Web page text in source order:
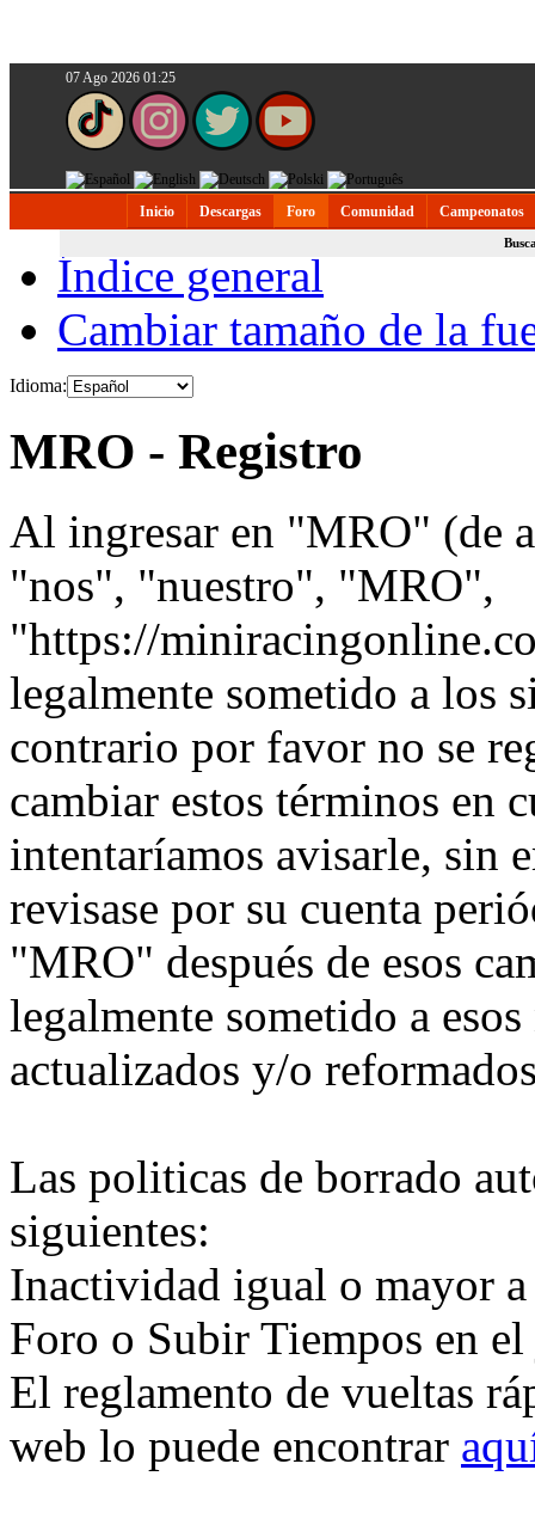
07 Ago 2026 01:25
Inicio Descargas Foro Comunidad Campeonatos
Índice general
Cambiar tamaño de la
Idioma:
MRO - Registro
Al ingresar en "MRO" (de
"nos", "nuestro", "MRO",
"https://
legalmente sometido a los
contrario por favor no se
cambiar estos términos en
intentaríamos avisarle, sin
revisase por su cuenta
"MRO" después de esos
legalmente sometido a
actualizados y/o
Las politicas de borrado
siguientes:
Inactividad igual o mayor a
Foro o Subir Tiempos en
El reglamento de vueltas
web lo puede encontrar